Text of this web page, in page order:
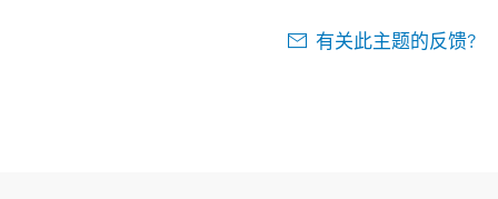
有关此主题的反馈?